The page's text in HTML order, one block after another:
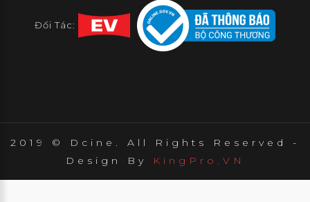
Đối Tác:
2019 © Dcine. All Rights Reserved -
Design By
KingPro.VN